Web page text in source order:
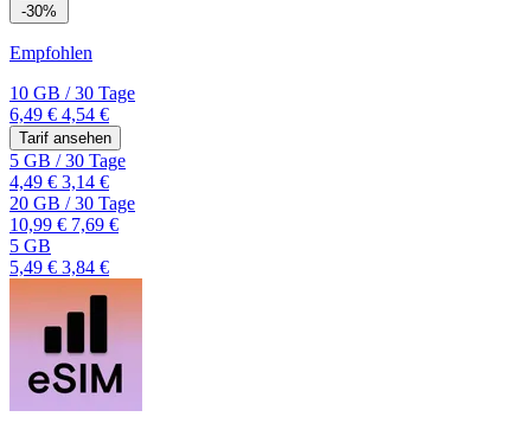
-30%
Empfohlen
10 GB /30 Tage
6,49 € 4,54 €
Tarif ansehen
5 GB /30 Tage
4,49 € 3,14 €
20 GB /30 Tage
10,99 € 7,69 €
5 GB
5,49 € 3,84 €